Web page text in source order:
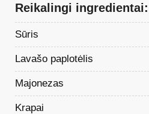
Reikalingi ingredientai:
Sūris
Lavašo paplotėlis
Majonezas
Krapai